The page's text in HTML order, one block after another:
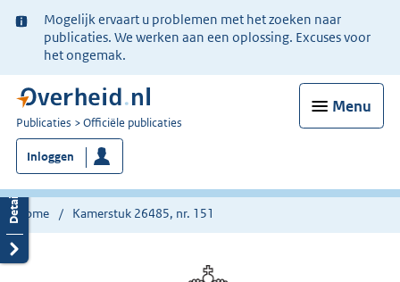
Ter
informatie:
Mogelijk ervaart u problemen met het zoeken naar
publicaties. We werken aan een oplossing. Excuses voor
het ongemak.
Menu
U
bent
nu
hier:
Publicaties Officiële publicaties
Inloggen
Home Kamerstuk 26485, nr. 151